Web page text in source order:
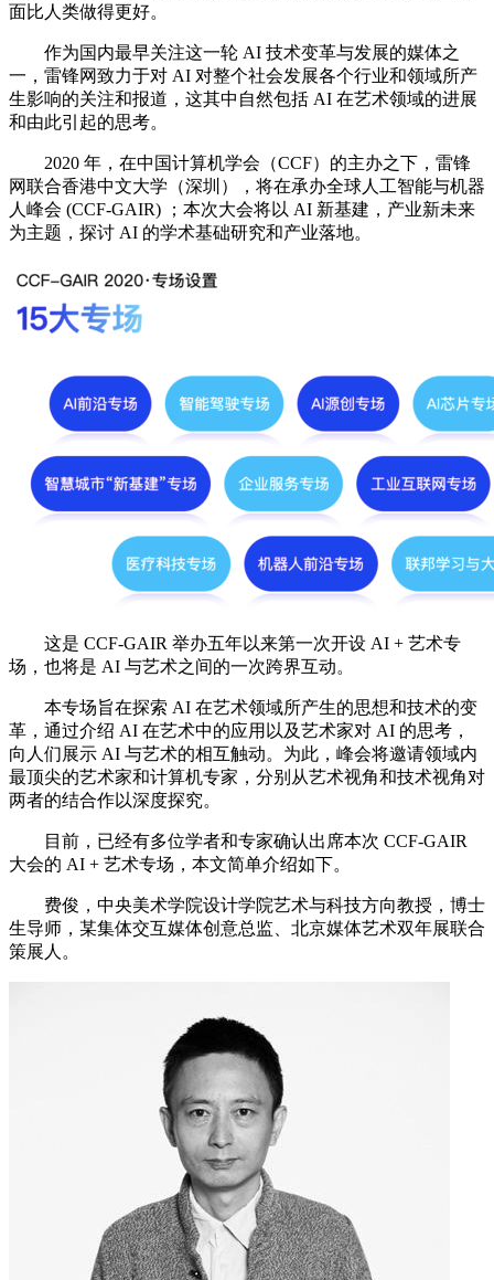
面比人类做得更好。
作为国内最早关注这一轮 AI 技术变革与发展的媒体之
一，雷锋网致力于对 AI 对整个社会发展各个行业和领域所产
生影响的关注和报道，这其中自然包括 AI 在艺术领域的进展
和由此引起的思考。
2020 年，在中国计算机学会（CCF）的主办之下，雷锋
网联合香港中文大学（深圳），将在承办全球人工智能与机器
人峰会 (CCF-GAIR) ；本次大会将以 AI 新基建，产业新未来
为主题，探讨 AI 的学术基础研究和产业落地。
这是 CCF-GAIR 举办五年以来第一次开设 AI + 艺术专
场，也将是 AI 与艺术之间的一次跨界互动。
本专场旨在探索 AI 在艺术领域所产生的思想和技术的变
革，通过介绍 AI 在艺术中的应用以及艺术家对 AI 的思考，
向人们展示 AI 与艺术的相互触动。为此，峰会将邀请领域内
最顶尖的艺术家和计算机专家，分别从艺术视角和技术视角对
两者的结合作以深度探究。
目前，已经有多位学者和专家确认出席本次 CCF-GAIR
大会的 AI + 艺术专场，本文简单介绍如下。
费俊，中央美术学院设计学院艺术与科技方向教授，博士
生导师，某集体交互媒体创意总监、北京媒体艺术双年展联合
策展人。